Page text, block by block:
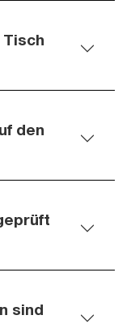
den
sind